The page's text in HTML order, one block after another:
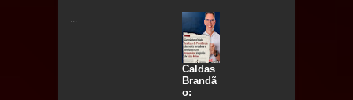
...
Caldas
Brandã
o: